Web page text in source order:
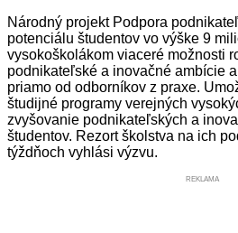
Národný projekt Podpora
potenciálu študentov vo výške 9
vysokoškolákom viaceré možnosti
podnikateľské a inovačné ambície
priamo od odborníkov z praxe.
študijné programy verejných
zvyšovanie podnikateľských a
študentov. Rezort školstva na ich
týždňoch vyhlási výzvu.
REKLAMA